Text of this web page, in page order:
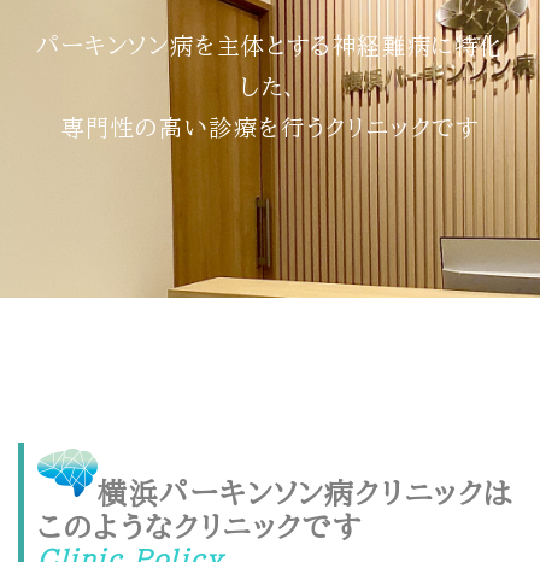
パーキンソン病を主体とする神経難病に特化
した、
専門性の高い診療を行うクリニックです
横浜パーキンソン病クリニックは
このようなクリニックです